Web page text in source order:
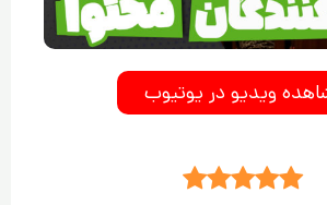
ویدیو در یوتیوب